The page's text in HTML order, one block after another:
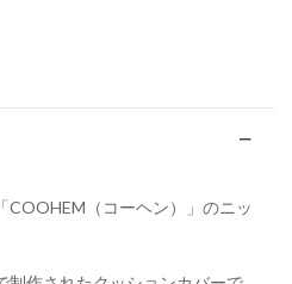
（コーヘン）」のニッ